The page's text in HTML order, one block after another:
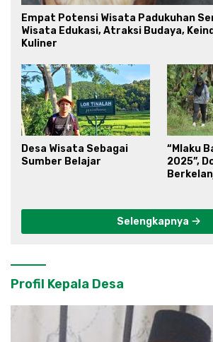
Empat Potensi Wisata Padukuhan
Wisata Edukasi, Atraksi Budaya,
Kuliner
Desa Wisata Sebagai
Sumber Belajar
“Mlaku
2025”,
Selengkapnya
Profil Kepala Desa